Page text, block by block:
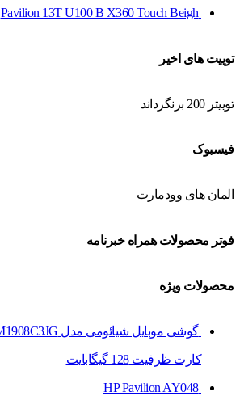
Pavilion 13T U100 B X360 Touch Beigh
توییت های اخیر
توییتر 200 برنگرداند
فیسبوک
المان های وودمارت
فوتر محصولات همراه خبرنامه
محصولات ویژه
کارت ظرفیت 128 گیگابایت
HP Pavilion AY048